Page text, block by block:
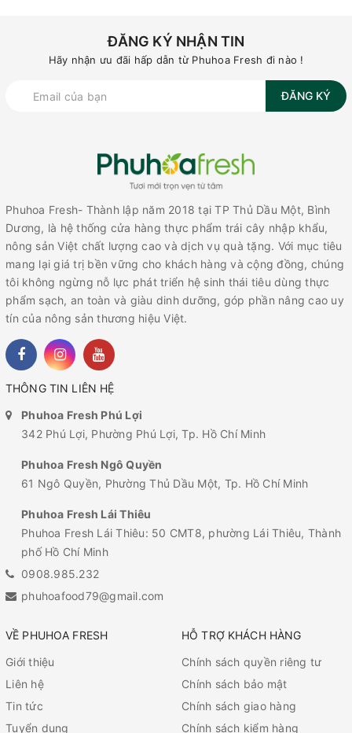
ĐĂNG KÝ NHẬN TIN
Hãy nhận ưu đãi hấp dẫn từ Phuhoa Fresh đi nào !
ĐĂNG KÝ
Phuhoa Fresh- Thành lập năm 2018 tại TP Thủ Dầu Một, Bình
Dương, là hệ thống cửa hàng thực phẩm trái cây nhập khẩu,
nông sản Việt chất lượng cao và dịch vụ quà tặng. Với mục tiêu
mang lại giá trị bền vững cho khách hàng và cộng đồng, chúng
tôi không ngừng nỗ lực phát triển hệ sinh thái tiêu dùng thực
phẩm sạch, an toàn và giàu dinh dưỡng, góp phần nâng cao uy
tín của nông sản thương hiệu Việt.
THÔNG TIN LIÊN HỆ
Phuhoa Fresh Phú Lợi
342 Phú Lợi, Phường Phú Lợi, Tp. Hồ Chí Minh
Phuhoa Fresh Ngô Quyền
61 Ngô Quyền, Phường Thủ Dầu Một, Tp. Hồ Chí Minh
Phuhoa Fresh Lái Thiêu
Phuhoa Fresh Lái Thiêu: 50 CMT8, phường Lái Thiêu, Thành
phố Hồ Chí Minh
0908.985.232
phuhoafood79@gmail.com
VỀ PHUHOA FRESH
Giới thiệu
Liên hệ
Tin tức
Tuyển dụng
HỖ TRỢ KHÁCH HÀNG
Chính sách quyền riêng tư
Chính sách bảo mật
Chính sách giao hàng
Chính sách kiểm hàng